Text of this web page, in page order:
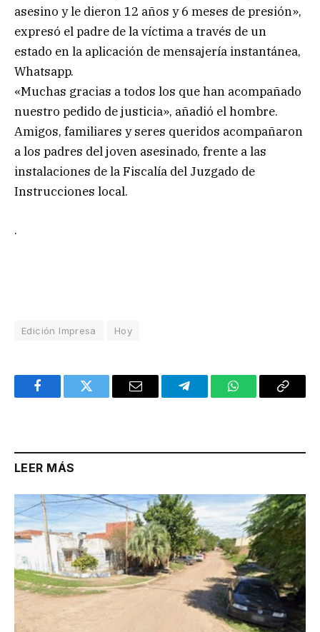
asesino y le dieron 12 años y 6 meses de presión»,
expresó el padre de la víctima a través de un
estado en la aplicación de mensajería instantánea,
Whatsapp.
«Muchas gracias a todos los que han acompañado
nuestro pedido de justicia», añadió el hombre.
Amigos, familiares y seres queridos acompañaron
a los padres del joven asesinado, frente a las
instalaciones de la Fiscalía del Juzgado de
Instrucciones local.
.
Edición Impresa Hoy
FacebookTwitter Email TelegramWhatsAppCopy
LEER MÁS